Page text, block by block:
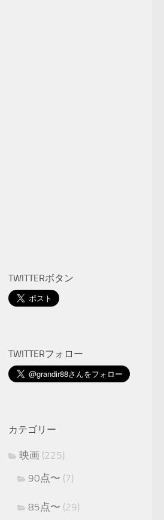
TWITTERボタン
TWITTERフォロー
カテゴリー
映画 (225)
90点〜 (7)
85点〜 (29)